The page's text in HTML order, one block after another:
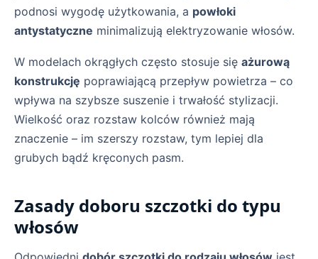
podnosi wygodę użytkowania, a powłoki
antystatyczne minimalizują elektryzowanie włosów.
W modelach okrągłych często stosuje się ażurową
konstrukcję poprawiającą przepływ powietrza – co
wpływa na szybsze suszenie i trwałość stylizacji.
Wielkość oraz rozstaw kolców również mają
znaczenie – im szerszy rozstaw, tym lepiej dla
grubych bądź kręconych pasm.
Zasady doboru szczotki do typu
włosów